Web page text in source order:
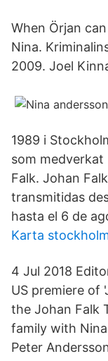
When Örjan
Nina.
2009. Joel
1989 i
som
Falk. Johan
transmitidas
hasta el 6 de
Karta
4 Jul 2018
US premiere of
the Johan Falk
family with
Peter